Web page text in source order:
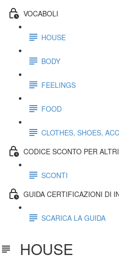
VOCABOLI
HOUSE
BODY
FEELINGS
FOOD
CLOTHES, SHOES,
CODICE SCONTO PER
SCONTI
GUIDA CERTIFICAZIONI DI
SCARICA LA GUIDA
HOUSE